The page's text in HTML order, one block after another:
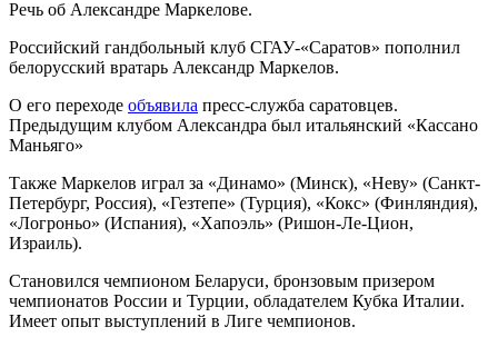
Речь об Александре Маркелове.
Российский гандбольный клуб СГАУ-«Саратов» пополнил
белорусский вратарь Александр Маркелов.
О его переходе объявила пресс-служба саратовцев.
Предыдущим клубом Александра был итальянский «Кассано
Маньяго»
Также Маркелов играл за «Динамо» (Минск), «Неву» (Санкт-
Петербург, Россия), «Гезтепе» (Турция), «Кокс» (Финляндия),
«Логроньо» (Испания), «Хапоэль» (Ришон-Ле-Цион,
Израиль).
Становился чемпионом Беларуси, бронзовым призером
чемпионатов России и Турции, обладателем Кубка Италии.
Имеет опыт выступлений в Лиге чемпионов.